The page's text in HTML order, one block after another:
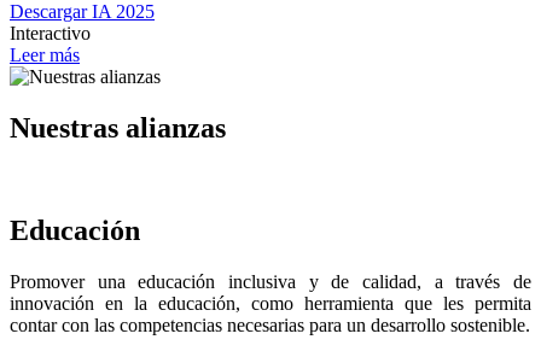
Descargar IA 2025
Interactivo
Leer más
Nuestras alianzas
Educación
Promover una educación inclusiva y de calidad, a través de
innovación en la educación, como herramienta que les permita
contar con las competencias necesarias para un desarrollo sostenible.